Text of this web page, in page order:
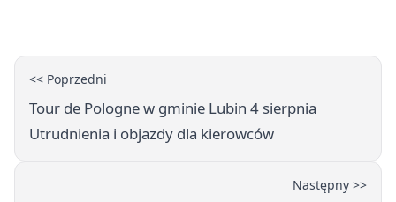
<< Poprzedni
Tour de Pologne w gminie Lubin 4 sierpnia
Utrudnienia i objazdy dla kierowców
Następny >>